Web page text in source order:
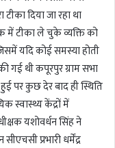
दिया जा रहा था
में टीका ले चुके व्यक्ति को
यदि कोई समस्या होती
गई थी कपूरपुर ग्राम सभा
पर कुछ देर बाद ही स्थिति
स्वास्थ्य केंद्रों में
यशोवर्धन सिंह ने
प्रभारी धर्मेंद्र